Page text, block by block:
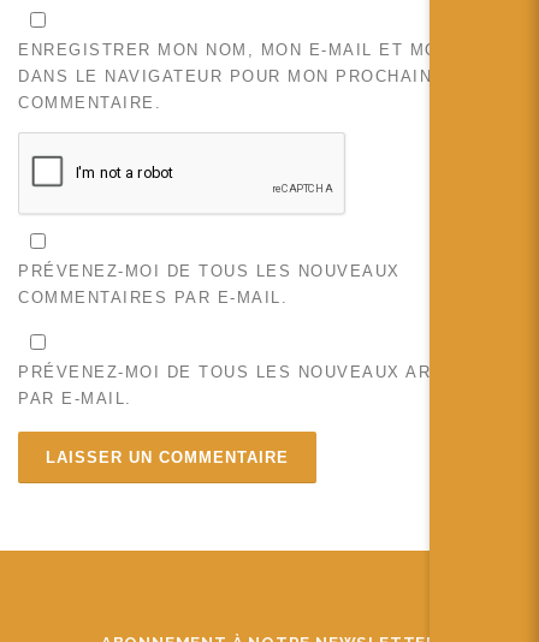
ENREGISTRER MON NOM, MON E-MAIL ET MON SITE
DANS LE NAVIGATEUR POUR MON PROCHAIN
COMMENTAIRE.
PRÉVENEZ-MOI DE TOUS LES NOUVEAUX
COMMENTAIRES PAR E-MAIL.
PRÉVENEZ-MOI DE TOUS LES NOUVEAUX ARTICLES
PAR E-MAIL.